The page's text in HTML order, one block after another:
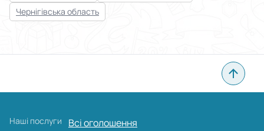
Чернігівська область
Наші послуги
Всі оголошення